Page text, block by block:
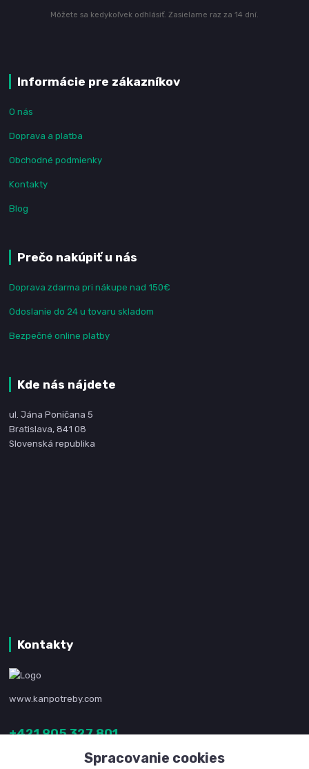
Môžete sa kedykoľvek odhlásiť. Zasielame raz za 14 dní.
Informácie pre zákazníkov
O nás
Doprava a platba
Obchodné podmienky
Kontakty
Blog
Prečo nakúpiť u nás
Doprava zdarma pri nákupe nad 150€
Odoslanie do 24 u tovaru skladom
Bezpečné online platby
Kde nás nájdete
ul. Jána Poničana 5
Bratislava, 841 08
Slovenská republika
Kontakty
www.kanpotreby.com
+421 905 327 801
Spracovanie cookies